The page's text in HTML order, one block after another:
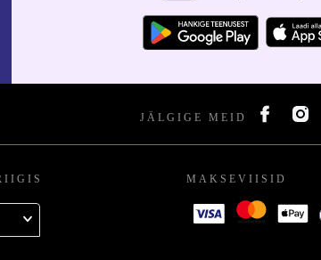
JÄLGIGE MEID
MAKSEVIISID